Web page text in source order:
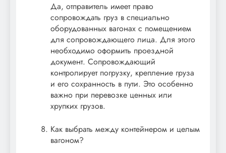
Да, отправитель имеет право
сопровождать груз в специально
оборудованных вагонах с помещением
для сопровождающего лица. Для этого
необходимо оформить проездной
документ. Сопровождающий
контролирует погрузку, крепление груза
и его сохранность в пути. Это особенно
важно при перевозке ценных или
хрупких грузов.
Как выбрать между контейнером и целым
вагоном?